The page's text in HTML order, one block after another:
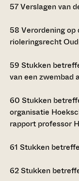
57Verslagen van
58 Verordening op
rioleringsrecht
59 Stukken
van een zwembad
60 Stukken
organisatie
rapport professor
61 Stukken
62Stukken